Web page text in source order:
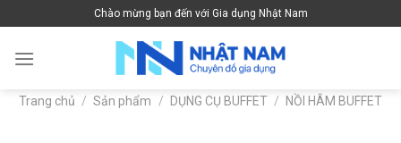
to
content
Chào mừng bạn đến với Gia dụng Nhật Nam
Trang chủ / Sản phẩm / DỤNG CỤ BUFFET / NỒI HÂM BUFFET